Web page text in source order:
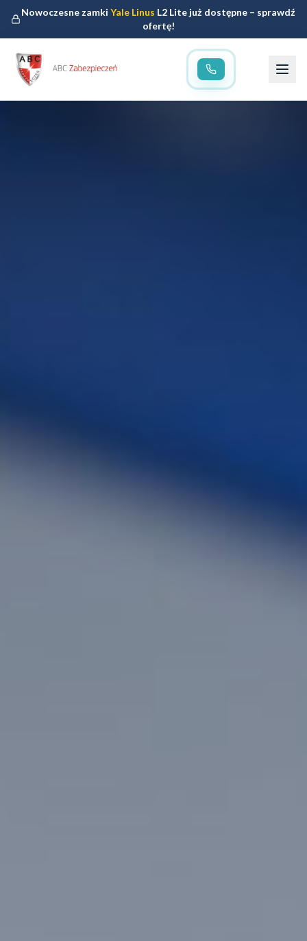
Nowoczesne zamkiYale Linus L2 Lite już dostępne – sprawdź
ofertę!